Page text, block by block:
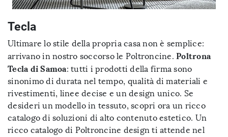
Tecla
Ultimare lo stile della propria casa non è semplice:
arrivano in nostro soccorso le Poltroncine. Poltrona
Tecla di Samoa: tutti i prodotti della firma sono
sinonimo di durata nel tempo, qualità di materiali e
rivestimenti, linee decise e un design unico. Se
desideri un modello in tessuto, scopri ora un ricco
catalogo di soluzioni di alto contenuto estetico. Un
ricco catalogo di Poltroncine design ti attende nel